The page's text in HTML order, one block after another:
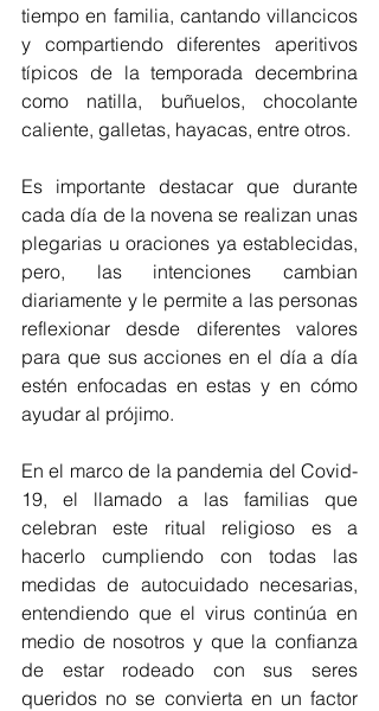
tiempo en familia, cantando villancicos
y compartiendo diferentes aperitivos
típicos de la temporada decembrina
como natilla, buñuelos, chocolante
caliente, galletas, hayacas, entre otros.
Es importante destacar que durante
cada día de la novena se realizan unas
plegarias u oraciones ya establecidas,
pero, las intenciones cambian
diariamente y le permite a las personas
reflexionar desde diferentes valores
para que sus acciones en el día a día
estén enfocadas en estas y en cómo
ayudar al prójimo.
En el marco de la pandemia del Covid-
19, el llamado a las familias que
celebran este ritual religioso es a
hacerlo cumpliendo con todas las
medidas de autocuidado necesarias,
entendiendo que el virus continúa en
medio de nosotros y que la confianza
de estar rodeado con sus seres
queridos no se convierta en un factor